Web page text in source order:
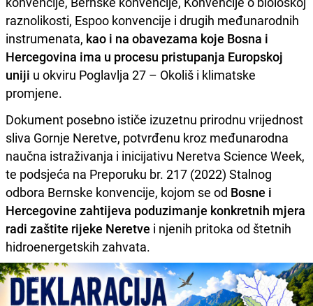
raznolikosti, Espoo konvencije i drugih međunarodnih
instrumenata, kao i na obavezama koje Bosna i
Hercegovina ima u procesu pristupanja Europskoj
uniji u okviru Poglavlja 27 – Okoliš i klimatske
promjene.
Dokument posebno ističe izuzetnu prirodnu vrijednost
sliva Gornje Neretve, potvrđenu kroz međunarodna
naučna istraživanja i inicijativu Neretva Science Week,
te podsjeća na Preporuku br. 217 (2022) Stalnog
odbora Bernske konvencije, kojom se od Bosne i
Hercegovine zahtijeva poduzimanje konkretnih mjera
radi zaštite rijeke Neretve i njenih pritoka od štetnih
hidroenergetskih zahvata.